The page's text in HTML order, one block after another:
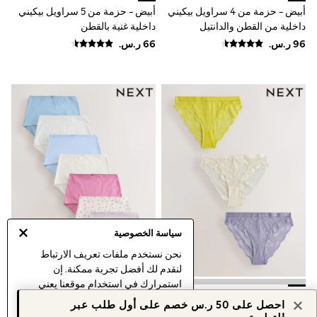
سياسة الخصوصية
نحن نستخدم ملفات تعريف الارتباط
لنقدم لك أفضل تجربة ممكنة. إن
استمرارك في استخدام موقعنا يعني
موافقتك على استخدامنا لملفات تعريف
الارتباط.
Sportswear
Sweatshirts & Hoodies
Swimwear
Tops & T-Shirts
Occasion and Party Dresses
Floral Dresses
School Dresses
Sequin Dresses
Short Sleeve Dresses
Longsleeve Dresses
100% Cotton Dresses
All Underwear
Pyjamas
Thermals
Robes
Sleepsuits
Slippers
Socks & Tights
All Footwear
Sandals & Clogs
Boots
أبيض - حزمة من 4 سراويل بيكيني
داخلية من القطن والدانتيل
أبيض - حزمة من 5 سراويل بيكيني
داخلية غنية بالقطن
من 3 سراويل تحتية دانتيل
أزرق شاحب - سراويل داخلية
احصل على 50 ر.س خصم على أول طلب عبر